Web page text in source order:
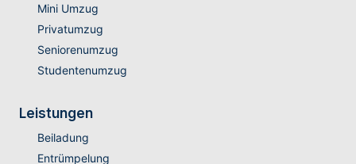
Mini Umzug
Privatumzug
Seniorenumzug
Studentenumzug
Leistungen
Beiladung
Entrümpelung